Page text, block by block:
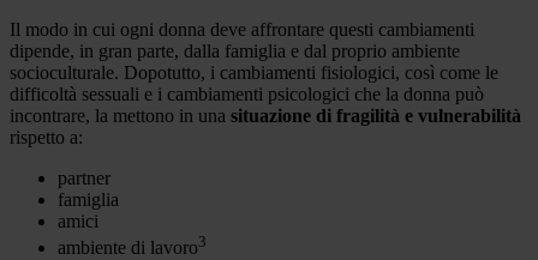
Il modo in cui ogni donna deve affrontare questi cambiamenti
dipende, in gran parte, dalla famiglia e dal proprio ambiente
socioculturale. Dopotutto, i cambiamenti fisiologici, così come le
difficoltà sessuali e i cambiamenti psicologici che la donna può
incontrare, la mettono in una situazione di fragilità e vulnerabilità
rispetto a:
partner
famiglia
amici
ambiente di lavoro3